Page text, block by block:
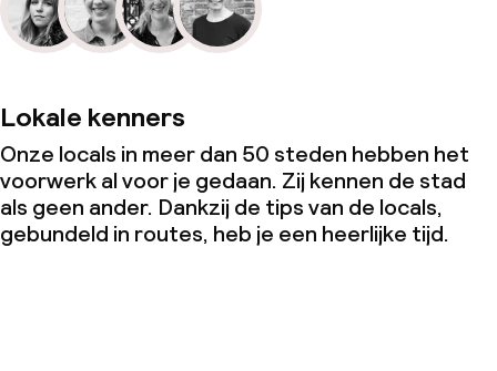
Overal rookvrij
Lokale kenners
Onze locals in meer dan 50 steden hebben het
voorwerk al voor je gedaan. Zij kennen de stad
als geen ander. Dankzij de tips van de locals,
gebundeld in routes, heb je een heerlijke tijd.